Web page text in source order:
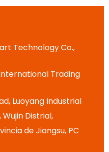
Technology Co.,
Trading
Luoyang Industrial
Wujin Distrial,
de Jiangsu, PC